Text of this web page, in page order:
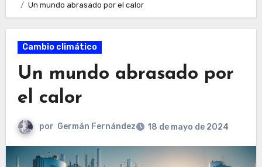
Un mundo abrasado por el calor
Cambio climático
Un mundo abrasado por
el calor
por Germán Fernández 18 de mayo de 2024